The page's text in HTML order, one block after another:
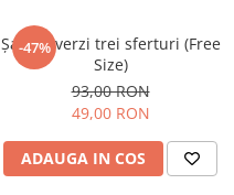
-47%
Șalvari verzi trei sferturi (Free
Size)
93,00 RON
49,00 RON
ADAUGA IN COS